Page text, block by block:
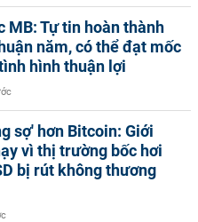
MB: Tự tin hoàn thành
năm, có thể đạt mốc
hình thuận lợi
sợ' hơn Bitcoin: Giới
vì thị trường bốc hơi
bị rút không thương